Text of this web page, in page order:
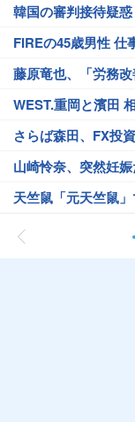
韓国の審判接待疑
FIREの45歳男性 仕
藤原竜也、「労務
WEST.重岡と濱田
さらば森田、FX投
山崎怜奈、突然妊
天竺鼠「元天竺鼠